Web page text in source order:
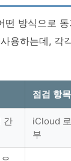
방식으로
용하는데, 각
점검 항목
간
iCloud
부